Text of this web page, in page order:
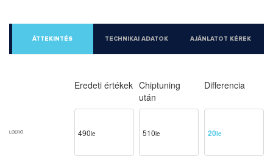
ÁTTEKINTÉS TECHNIKAI ADATOK AJÁNLATOT KÉREK
Eredeti értékek Chiptuning
után
Differencia
LÓERŐ 490le 510le 20le